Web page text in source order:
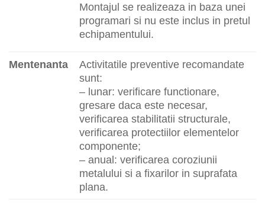
Montajul se realizeaza in baza unei
programari si nu este inclus in pretul
echipamentului.
Mentenanta
Activitatile preventive recomandate
sunt:
– lunar: verificare functionare,
gresare daca este necesar,
verificarea stabilitatii structurale,
verificarea protectiilor elementelor
componente;
– anual: verificarea coroziunii
metalului si a fixarilor in suprafata
plana.